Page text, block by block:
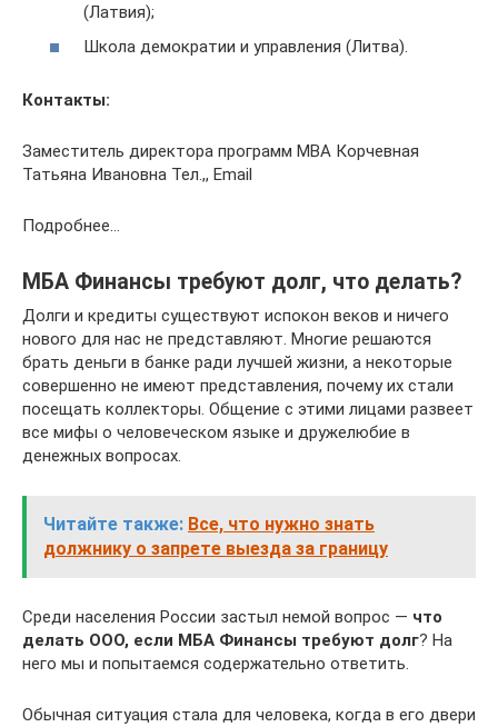
(Латвия);
Школа демократии и управления (Литва).
Контакты:
Заместитель директора программ МВА Корчевная
Татьяна Ивановна Тел.,, Email
Подробнее…
МБА Финансы требуют долг, что делать?
Долги и кредиты существуют испокон веков и ничего
нового для нас не представляют. Многие решаются
брать деньги в банке ради лучшей жизни, а некоторые
совершенно не имеют представления, почему их стали
посещать коллекторы. Общение с этими лицами развеет
все мифы о человеческом языке и дружелюбие в
денежных вопросах.
Читайте также: Все, что нужно знать
должнику о запрете выезда за границу
Среди населения России застыл немой вопрос — что
делать ООО, если МБА Финансы требуют долг? На
него мы и попытаемся содержательно ответить.
Обычная ситуация стала для человека, когда в его двери